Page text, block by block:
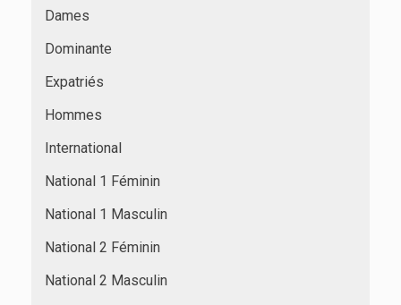
Dames
Dominante
Expatriés
Hommes
International
National 1 Féminin
National 1 Masculin
National 2 Féminin
National 2 Masculin